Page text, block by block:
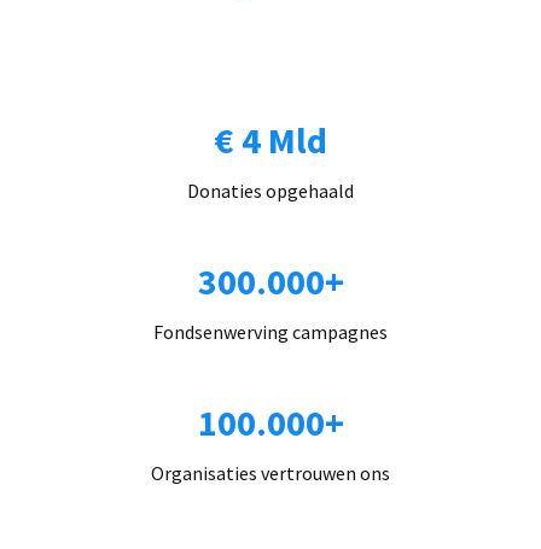
€ 4 Mld
Donaties opgehaald
300.000+
Fondsenwerving campagnes
100.000+
Organisaties vertrouwen ons